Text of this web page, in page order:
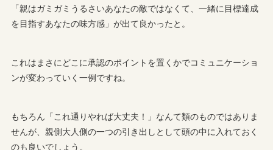
「親はガミガミうるさいあなたの敵ではなくて、一緒に目標達成
を目指すあなたの味方感」が出て良かったと。
これはまさにどこに承認のポイントを置くかでコミュニケーショ
ンが変わっていく一例ですね。
もちろん「これ通りやれば大丈夫！」なんて類のものではありま
せんが、親側大人側の一つの引き出しとして頭の中に入れておく
のも良いでしょう。